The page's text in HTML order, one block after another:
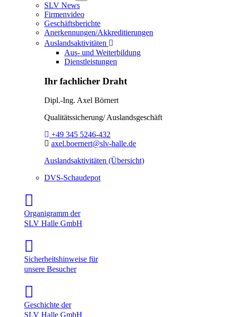
SLV News
Firmenvideo
Geschäftsberichte
Anerkennungen/Akkreditierungen
Auslandsaktivitäten Toggle Dropdown
Aus- und Weiterbildung
Dienstleistungen
Ihr fachlicher Draht
Dipl.-Ing. Axel Börnert
Qualitätssicherung/ Auslandsgeschäft
Telefon:
+49 345 5246-432
E-Mail:
axel.boernert@slv-halle.de
Auslandsaktivitäten (Übersicht)
DVS-Schaudepot
Organigramm der
SLV Halle GmbH
Sicherheitshinweise für
unsere Besucher
Geschichte der
SLV Halle GmbH